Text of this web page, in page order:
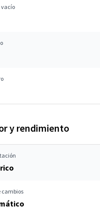
vacío
y rendimiento
cambios